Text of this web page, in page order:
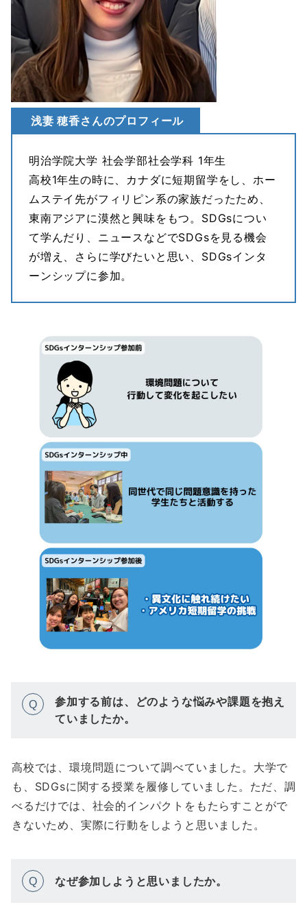
浅妻 穂香さんのプロフィール
明治学院大学 社会学部社会学科 1年生
高校1年生の時に、カナダに短期留学をし、ホー
ムステイ先がフィリピン系の家族だったため、
東南アジアに漠然と興味をもつ。SDGsについ
て学んだり、ニュースなどでSDGsを見る機会
が増え、さらに学びたいと思い、SDGsインタ
ーンシップに参加。
Q
参加する前は、どのような悩みや課題を抱え
ていましたか。
高校では、環境問題について調べていました。大学で
も、SDGsに関する授業を履修していました。ただ、調
べるだけでは、社会的インパクトをもたらすことがで
きないため、実際に行動をしようと思いました。
Q なぜ参加しようと思いましたか。